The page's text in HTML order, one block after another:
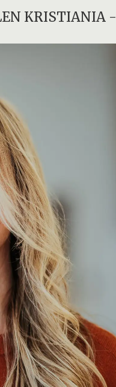
KRISTIANIA-